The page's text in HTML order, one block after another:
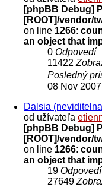
[phpBB Debug]
[ROOT]/vendor/
on line 1266:
an object that
0 Odpovedí
11422
Posledný
08 Nov
Dalsia
od užívateľa
[phpBB Debug]
[ROOT]/vendor/
on line 1266:
an object that
19 Odpovedí
27649